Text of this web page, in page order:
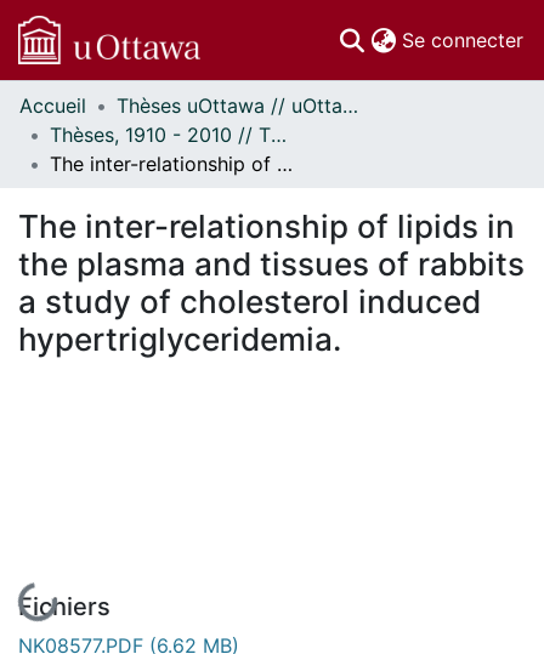
Se connecter
Communautés
et collections
Parcourir
À propos
Accueil
Thèses uOttawa // uOttawa Theses
Thèses, 1910 - 2010 // Theses, 1910 - 2010
The inter-relationship of lipids in the plasma and tissues of rabbits a study of cholesterol induced hypertriglyceridemia.
The inter-relationship of lipids in
the plasma and tissues of rabbits
a study of cholesterol induced
hypertriglyceridemia.
En cours de chargement...
Fichiers
NK08577.PDF (6.62 MB)